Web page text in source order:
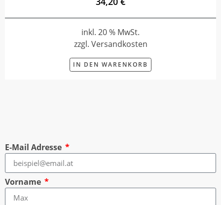
inkl. 20 % MwSt.
zzgl. Versandkosten
IN DEN WARENKORB
E-Mail Adresse
Vorname